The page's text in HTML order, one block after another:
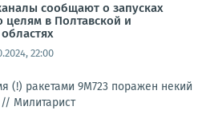
сообщают о запусках
целям в Полтавской и
22:00
(!) ракетами 9М723 поражен некий
// Милитарист